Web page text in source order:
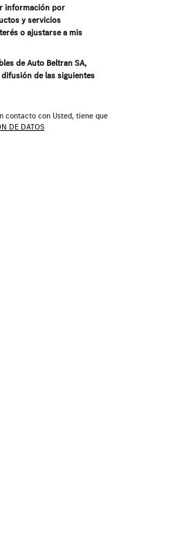
información por
y servicios
o ajustarse a mis
de Auto Beltran SA,
de las siguientes
contacto con Usted, tiene que
DE DATOS